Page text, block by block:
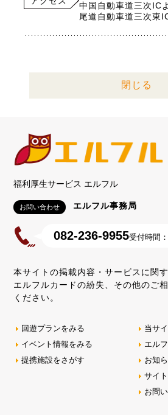
中国自動車道三次IC
尾道自動車道三次東
閉じる
福利厚生サービス エルフル
お問い合わせ エルフル事務局
082-236-9955受付時間
本サイトの掲載内容・サービスに関
エルフルカードの紛失、その他のご
ください。
回遊プランをみる
イベント情報をみる
提携施設をさがす
当サ
エル
お知
サイ
お問